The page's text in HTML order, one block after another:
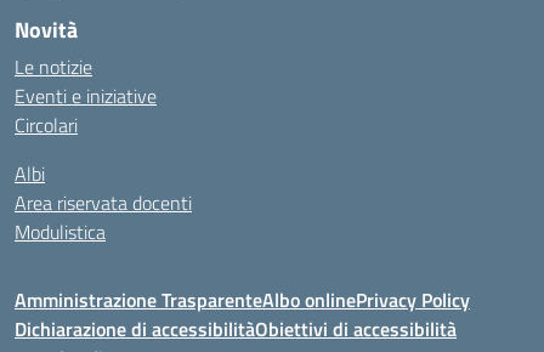
Novità
Le notizie
Eventi e iniziative
Circolari
Albi
Area riservata docenti
Modulistica
Amministrazione TrasparenteAlbo onlinePrivacy Policy
Dichiarazione di accessibilitàObiettivi di accessibilità